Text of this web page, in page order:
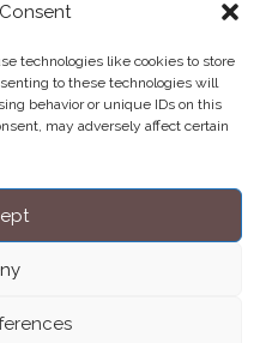
technologies like cookies to store
to these technologies will
behavior or unique IDs on this
may adversely affect certain
Policy (EU)